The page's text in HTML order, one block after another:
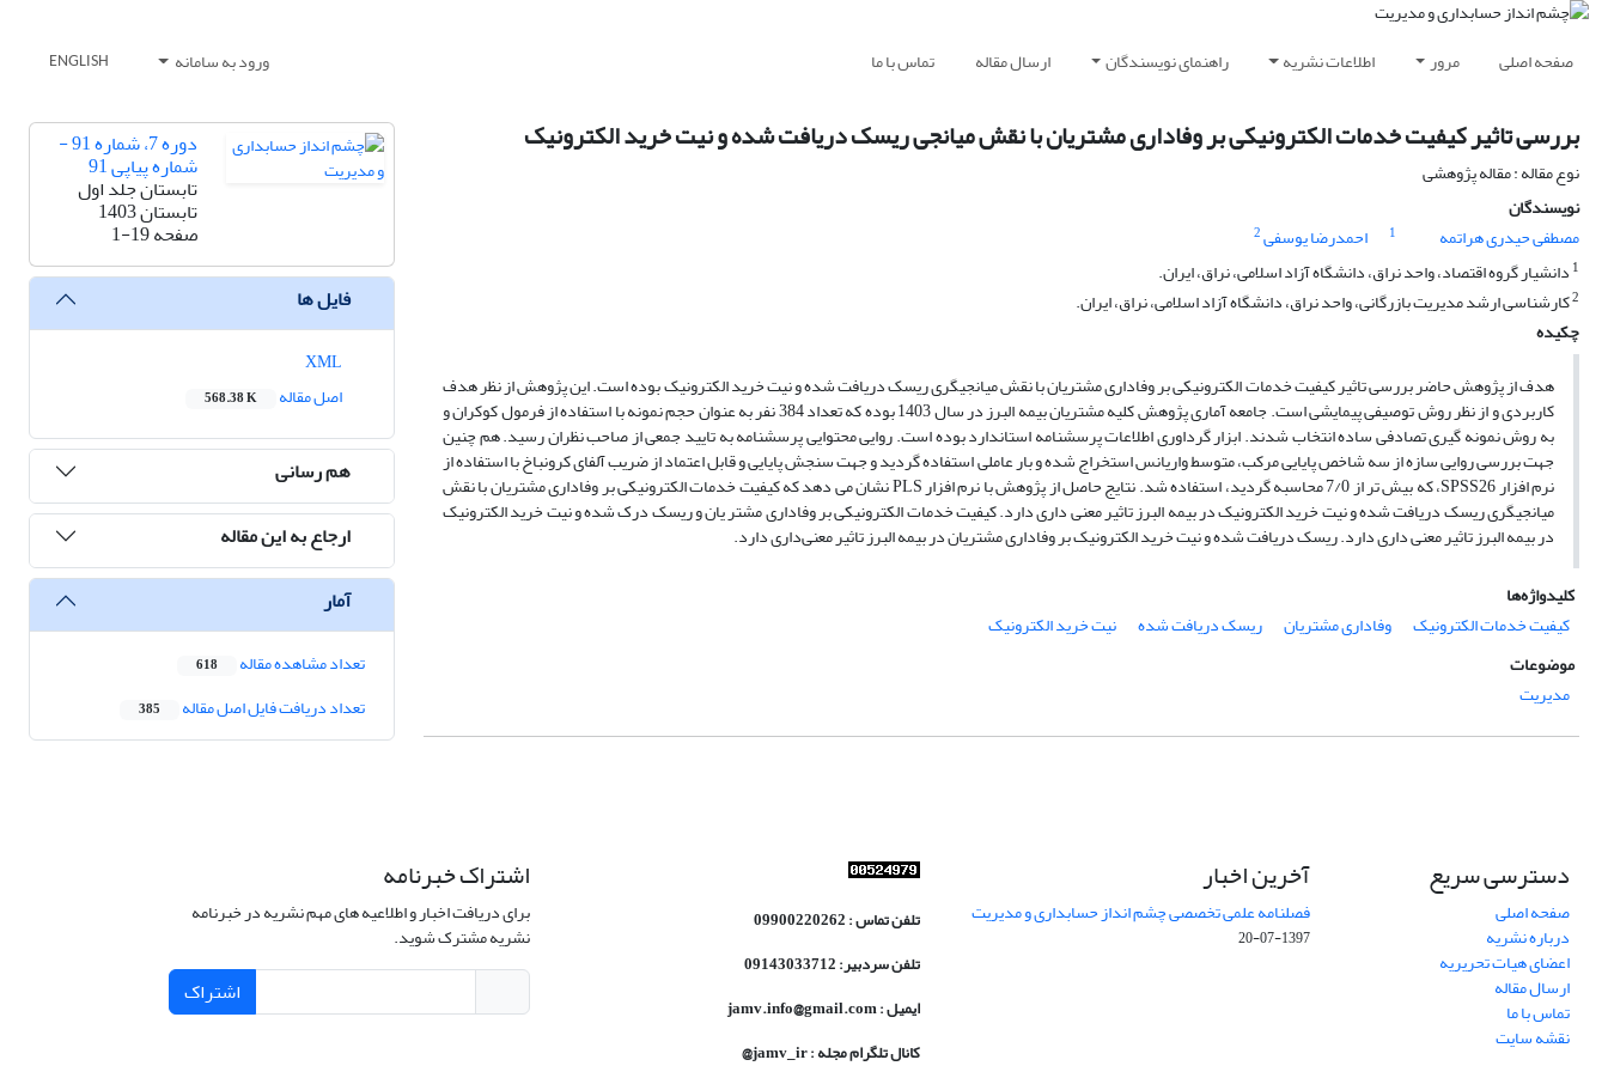
صفحه اصلی مرور اطلاعات نشریه راهنمای نویسندگان ارسال مقاله تماس با ما ورود به سامانه ENGLISH
بررسی تاثیر کیفیت خدمات الکترونیکی بر وفادارى مشتریان با نقش میانجى ریسک دریافت شده و نیت خرید الکترونیک
نوع مقاله : مقاله پژوهشی
نویسندگان
مصطفی حیدری هراتمه
1 احمدرضا یوسفی2
1 دانشیار گروه اقتصاد، واحد نراق، دانشگاه آزاد اسلامی، نراق، ایران.
2کارشناسی ارشد مدیریت بازرگانی، واحد نراق، دانشگاه آزاد اسلامی، نراق، ایران.
چکیده
هدف از پژوهش حاضر بررسی تاثیر کیفیت خدمات الکترونیکی بر وفادارى مشتریان با نقش میانجیگرى ریسک دریافت شده و نیت خرید الکترونیک بوده است. این پژوهش از نظر هدف
کاربردی و از نظر روش توصیفی پیمایشی است. جامعه آماری پژوهش کلیه مشتریان بیمه البرز در سال 1403 بوده که تعداد 384 نفر به عنوان حجم نمونه با استفاده از فرمول کوکران و
به روش نمونه گیری تصادفی ساده انتخاب شدند. ابزار گرداوری اطلاعات پرسشنامه استاندارد بوده است. روایی محتوایی پرسشنامه به تایید جمعی از صاحب نظران رسید. هم چنین
جهت بررسی روایی سازه از سه شاخص پایایی مرکب، متوسط واریانس استخراج شده و بار عاملی استفاده گردید و جهت سنجش پایایی و قابل اعتماد از ضریب آلفای کرونباخ با استفاده از
نرم افزار SPSS26، که بیش تر از 7/0 محاسبه گردید، استفاده شد. نتایج حاصل از پژوهش با نرم افزار PLS نشان می دهد که کیفیت خدمات الکترونیکی بر وفاداری مشتریان با نقش
میانجیگری ریسک دریافت شده و نیت خرید الکترونیک در بیمه البرز تاثیر معنی داری دارد. کیفیت خدمات الکترونیکی بر وفاداری مشتر یان و ریسک درک شده و نیت خرید الکترونیک
در بیمه البرز تاثیر معنی داری دارد. ریسک دریافت شده و نیت خرید الکترونیک بر وفاداری مشتریان در بیمه البرز تاثیر معنی‌داری دارد.
کلیدواژه‌ها
کیفیت خدمات الکترونیک
وفاداری مشتریان ریسک دریافت شده
نیت خرید الکترونیک
موضوعات
مدیریت
دوره 7، شماره 91 -
شماره پیاپی 91
تابستان جلد اول
تابستان 1403
صفحه1-19
فایل ها
اصل مقاله
568.38 K
هم رسانی
ارجاع به این مقاله
آمار
تعداد مشاهده مقاله 618
تعداد دریافت فایل اصل مقاله 385
دسترسی سریع
صفحه اصلی
درباره نشریه
اعضای هیات تحریریه
ارسال مقاله
تماس با ما
نقشه سایت
آخرین اخبار
فصلنامه علمی تخصصی چشم انداز حسابداری و مدیریت
1397-07-20
تلفن تماس : 09900220262
تلفن سردبیر: 09143033712
ایمیل : jamv.info@gmail.com
کانال تلگرام مجله : jamv_ir@
اشتراک خبرنامه
برای دریافت اخبار و اطلاعیه های مهم نشریه در خبرنامه
نشریه مشترک شوید.
اشتراک